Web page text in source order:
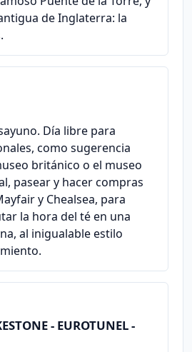
de Inglaterra: la
Día libre para
como sugerencia
británico o el museo
pasear y hacer compras
y Chealsea, para
la hora del té en una
al inigualable estilo
- EUROTUNEL -